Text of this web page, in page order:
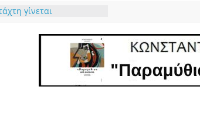
γίνεται
την Αλήθεια
ο καιρός”…
χαρά του Τσίπρα